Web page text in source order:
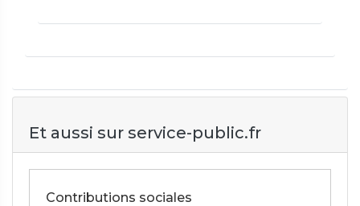
Et aussi sur service-public.fr
Contributions sociales